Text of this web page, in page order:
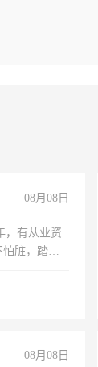
08月08日
，有从业资
怕脏，踏
08月08日